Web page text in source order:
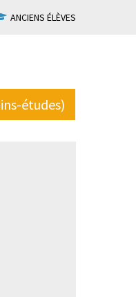
ANCIENS ÉLÈVES
études)